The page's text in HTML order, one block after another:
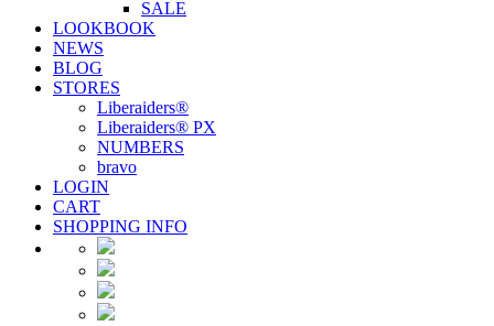
SALE
LOOKBOOK
NEWS
BLOG
STORES
Liberaiders®
Liberaiders® PX
NUMBERS
bravo
LOGIN
CART
SHOPPING INFO